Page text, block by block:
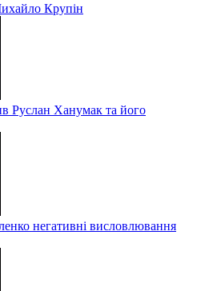
Крупін
Руслан Ханумак та його
негативні висловлювання